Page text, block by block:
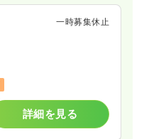
一時募集休止
詳細を見る